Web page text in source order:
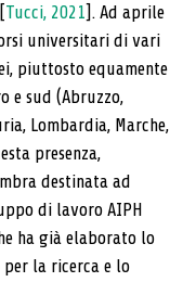
Tucci, 2021]. Ad aprile
universitari di vari
piuttosto equamente
e sud (Abruzzo,
Lombardia, Marche,
presenza,
destinata ad
di lavoro AIPH
ha già elaborato lo
la ricerca e lo